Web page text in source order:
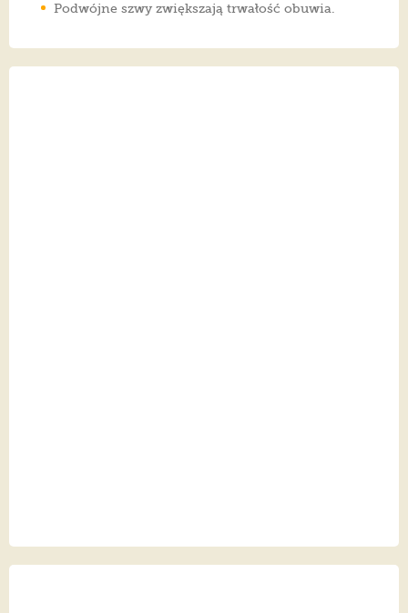
Podwójne szwy zwiększają trwałość obuwia.